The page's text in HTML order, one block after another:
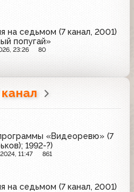
на седьмом (7 канал, 2001)
попугай»
23:26 80
«Видеоревю» (7
1992-?)
11:47 861
на седьмом (7 канал, 2001)